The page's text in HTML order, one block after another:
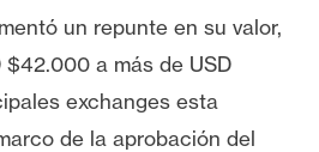
un repunte en su valor,
$42.000 a más de USD
exchanges esta
de la aprobación del